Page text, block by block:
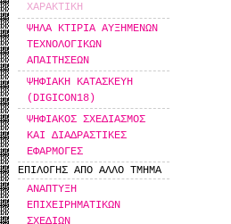
ΧΑΡΑΚΤΙΚΗ
ΨΗΛΑ ΚΤΙΡΙΑ ΑΥΞΗΜΕΝΩΝ
ΤΕΧΝΟΛΟΓΙΚΩΝ
ΑΠΑΙΤΗΣΕΩΝ
ΨΗΦΙΑΚΗ ΚΑΤΑΣΚΕΥΗ
(DIGICON18)
ΨΗΦΙΑΚΟΣ ΣΧΕΔΙΑΣΜΟΣ
ΚΑΙ ΔΙΑΔΡΑΣΤΙΚΕΣ
ΕΦΑΡΜΟΓΕΣ
ΕΠΙΛΟΓΗΣ ΑΠΟ ΑΛΛΟ ΤΜΗΜΑ
ΑΝΑΠΤΥΞΗ
ΕΠΙΧΕΙΡΗΜΑΤΙΚΩΝ